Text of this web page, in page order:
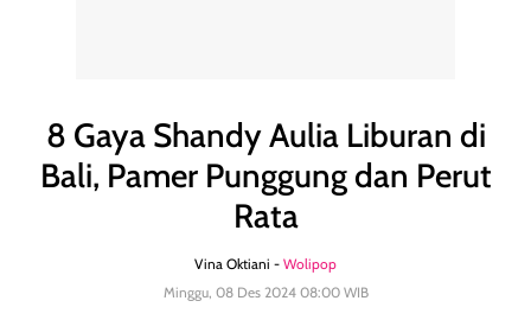
8 Gaya Shandy Aulia Liburan di
Bali, Pamer Punggung dan Perut
Rata
Vina Oktiani - Wolipop
Minggu, 08 Des 2024 08:00 WIB